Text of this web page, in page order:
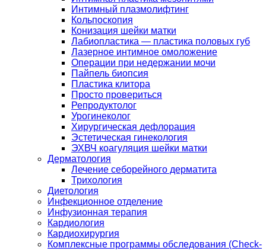
Интимный плазмолифтинг
Кольпоскопия
Конизация шейки матки
Лабиопластика — пластика половых губ
Лазерное интимное омоложение
Операции при недержании мочи
Пайпель биопсия
Пластика клитора
Просто провериться
Репродуктолог
Урогинеколог
Хирургическая дефлорация
Эстетическая гинекология
ЭХВЧ коагуляция шейки матки
Дерматология
Лечение себорейного дерматита
Трихология
Диетология
Инфекционное отделение
Инфузионная терапия
Кардиология
Кардиохирургия
Комплексные программы обследования (Check-